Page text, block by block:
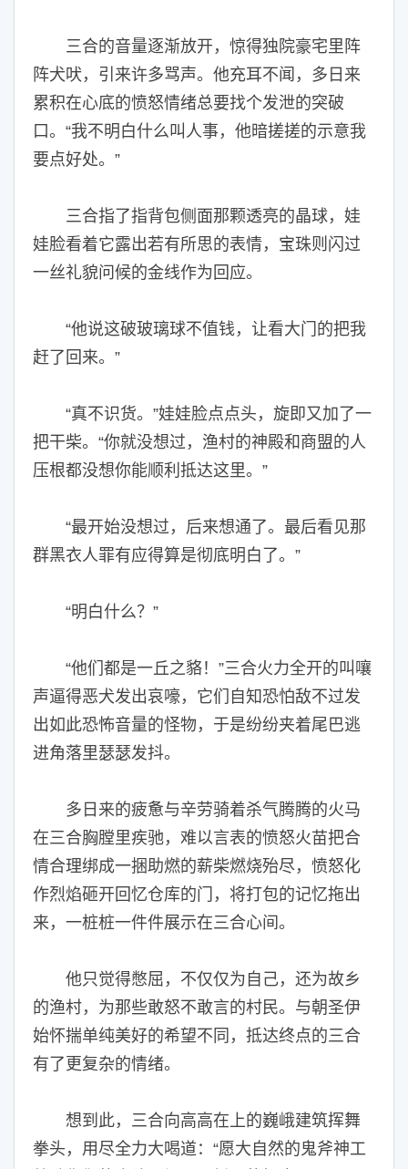
三合的音量逐渐放开，惊得独院豪宅里阵
阵犬吠，引来许多骂声。他充耳不闻，多日来
累积在心底的愤怒情绪总要找个发泄的突破
口。“我不明白什么叫人事，他暗搓搓的示意我
要点好处。”
三合指了指背包侧面那颗透亮的晶球，娃
娃脸看着它露出若有所思的表情，宝珠则闪过
一丝礼貌问候的金线作为回应。
“他说这破玻璃球不值钱，让看大门的把我
赶了回来。”
“真不识货。”娃娃脸点点头，旋即又加了一
把干柴。“你就没想过，渔村的神殿和商盟的人
压根都没想你能顺利抵达这里。”
“最开始没想过，后来想通了。最后看见那
群黑衣人罪有应得算是彻底明白了。”
“明白什么？”
“他们都是一丘之貉！”三合火力全开的叫嚷
声逼得恶犬发出哀嚎，它们自知恐怕敌不过发
出如此恐怖音量的怪物，于是纷纷夹着尾巴逃
进角落里瑟瑟发抖。
多日来的疲惫与辛劳骑着杀气腾腾的火马
在三合胸膛里疾驰，难以言表的愤怒火苗把合
情合理绑成一捆助燃的薪柴燃烧殆尽，愤怒化
作烈焰砸开回忆仓库的门，将打包的记忆拖出
来，一桩桩一件件展示在三合心间。
他只觉得憋屈，不仅仅为自己，还为故乡
的渔村，为那些敢怒不敢言的村民。与朝圣伊
始怀揣单纯美好的希望不同，抵达终点的三合
有了更复杂的情绪。
想到此，三合向高高在上的巍峨建筑挥舞
拳头，用尽全力大喝道：“愿大自然的鬼斧神工